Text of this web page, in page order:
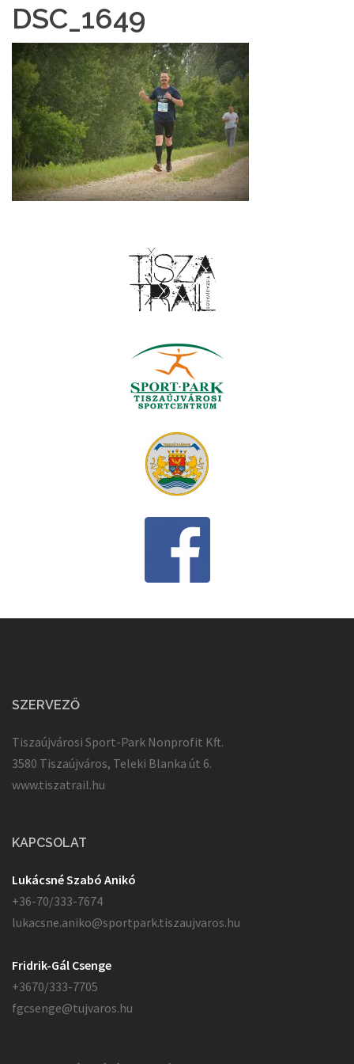
DSC_1649
SZERVEZŐ
Tiszaújvárosi Sport-Park Nonprofit Kft.
3580 Tiszaújváros, Teleki Blanka út 6.
www.tiszatrail.hu
KAPCSOLAT
Lukácsné Szabó Anikó
+36-70/333-7674
lukacsne.aniko@sportpark.tiszaujvaros.hu
Fridrik-Gál Csenge
+3670/333-7705
fgcsenge@tujvaros.hu